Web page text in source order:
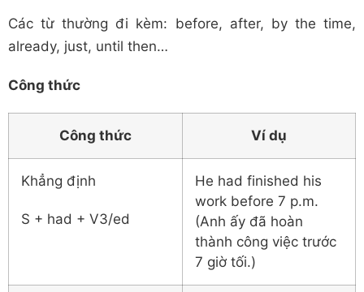
Các từ thường đi kèm: before, after, by the time,
already, just, until then…
Công thức
Công thức Ví dụ
Khẳng định
S + had + V3/ed
He had finished his
work before 7 p.m.
(Anh ấy đã hoàn
thành công việc trước
7 giờ tối.)